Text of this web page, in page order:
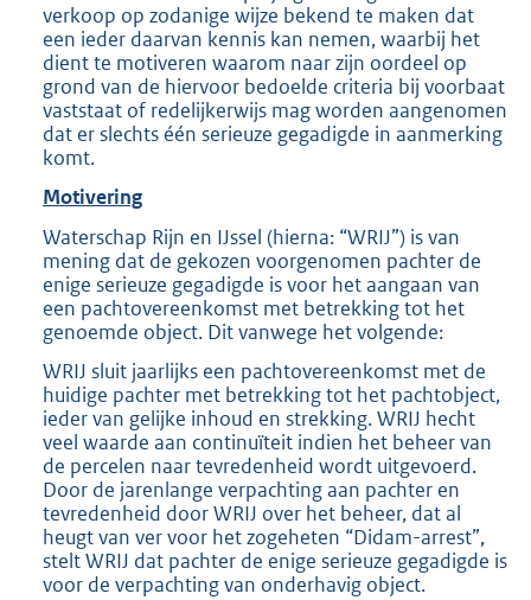
verkoop op zodanige wijze bekend te maken dat
een ieder daarvan kennis kan nemen, waarbij het
dient te motiveren waarom naar zijn oordeel op
grond van de hiervoor bedoelde criteria bij voorbaat
vaststaat of redelijkerwijs mag worden aangenomen
dat er slechts één serieuze gegadigde in aanmerking
komt.
Motivering
Waterschap Rijn en IJssel (hierna: “WRIJ”) is van
mening dat de gekozen voorgenomen pachter de
enige serieuze gegadigde is voor het aangaan van
een pachtovereenkomst met betrekking tot het
genoemde object. Dit vanwege het volgende:
WRIJ sluit jaarlijks een pachtovereenkomst met de
huidige pachter met betrekking tot het pachtobject,
ieder van gelijke inhoud en strekking. WRIJ hecht
veel waarde aan continuïteit indien het beheer van
de percelen naar tevredenheid wordt uitgevoerd.
Door de jarenlange verpachting aan pachter en
tevredenheid door WRIJ over het beheer, dat al
heugt van ver voor het zogeheten “Didam-arrest”,
stelt WRIJ dat pachter de enige serieuze gegadigde is
voor de verpachting van onderhavig object.